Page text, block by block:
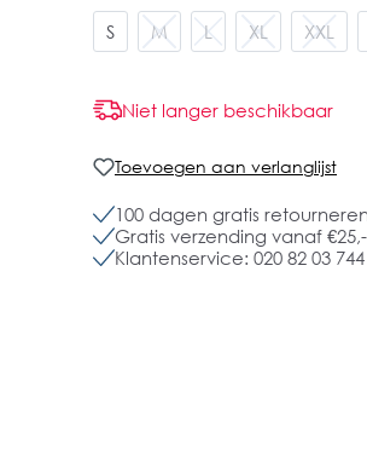
S
M L XL XXL
Niet langer beschikbaar
Toevoegen aan verlanglijst
100 dagen gratis
Gratis verzending vanaf €25,-
Klantenservice: 020 82 03 744